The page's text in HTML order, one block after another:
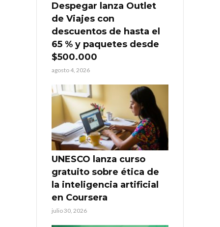
Despegar lanza Outlet
de Viajes con
descuentos de hasta el
65 % y paquetes desde
$500.000
agosto 4, 2026
UNESCO lanza curso
gratuito sobre ética de
la inteligencia artificial
en Coursera
julio 30, 2026